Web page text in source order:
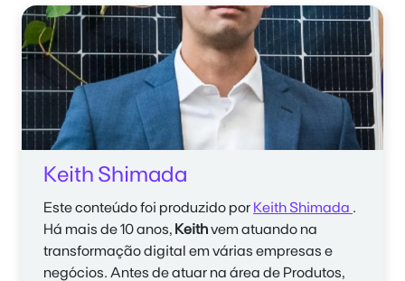
Keith Shimada
Este conteúdo foi produzido por Keith Shimada .
Há mais de 10 anos, Keithvem atuando na
transformação digital em várias empresas e
negócios. Antes de atuar na área de Produtos,